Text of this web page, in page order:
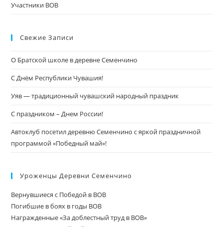
Участники ВОВ
Свежие Записи
О Братской школе в деревне Семенчино
С Днём Республики Чувашия!
Уяв — традиционный чувашский народный праздник
С праздником – Днем России!
Автоклуб посетил деревню Семенчино с яркой праздничной
программой «Победный май»!
Уроженцы Деревни Семенчино
Вернувшиеся с Победой в ВОВ
Погибшие в боях в годы ВОВ
Награжденные «За доблестный труд в ВОВ»